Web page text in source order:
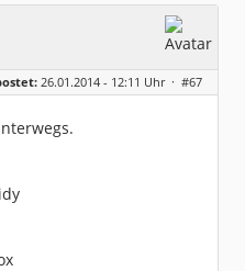
26.01.2014 - 12:11 Uhr · #67